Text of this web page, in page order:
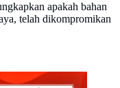
apakah bahan
telah dikompromikan